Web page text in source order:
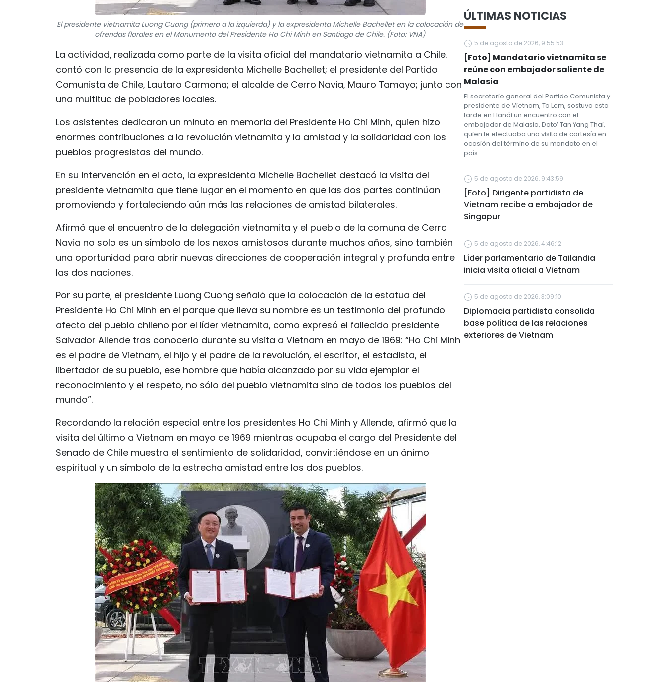
El presidente vietnamita Luong Cuong (primero a la izquierda) y la expresidenta Michelle Bachellet en la colocación de
ofrendas florales en el Monumento del Presidente Ho Chi Minh en Santiago de Chile. (Foto: VNA)
La actividad, realizada como parte de la visita oficial del mandatario vietnamita a Chile,
contó con la presencia de la expresidenta Michelle Bachellet; el presidente del Partido
Comunista de Chile, Lautaro Carmona; el alcalde de Cerro Navia, Mauro Tamayo; junto con
una multitud de pobladores locales.
Los asistentes dedicaron un minuto en memoria del Presidente Ho Chi Minh, quien hizo
enormes contribuciones a la revolución vietnamita y la amistad y la solidaridad con los
pueblos progresistas del mundo.
En su intervención en el acto, la expresidenta Michelle Bachellet destacó la visita del
presidente vietnamita que tiene lugar en el momento en que las dos partes continúan
promoviendo y fortaleciendo aún más las relaciones de amistad bilaterales.
Afirmó que el encuentro de la delegación vietnamita y el pueblo de la comuna de Cerro
Navia no solo es un símbolo de los nexos amistosos durante muchos años, sino también
una oportunidad para abrir nuevas direcciones de cooperación integral y profunda entre
las dos naciones.
Por su parte, el presidente Luong Cuong señaló que la colocación de la estatua del
Presidente Ho Chi Minh en el parque que lleva su nombre es un testimonio del profundo
afecto del pueblo chileno por el líder vietnamita, como expresó el fallecido presidente
Salvador Allende tras conocerlo durante su visita a Vietnam en mayo de 1969: “Ho Chi Minh
es el padre de Vietnam, el hijo y el padre de la revolución, el escritor, el estadista, el
libertador de su pueblo, ese hombre que había alcanzado por su vida ejemplar el
reconocimiento y el respeto, no sólo del pueblo vietnamita sino de todos los pueblos del
mundo”.
Recordando la relación especial entre los presidentes Ho Chi Minh y Allende, afirmó que la
visita del último a Vietnam en mayo de 1969 mientras ocupaba el cargo del Presidente del
Senado de Chile muestra el sentimiento de solidaridad, convirtiéndose en un ánimo
espiritual y un símbolo de la estrecha amistad entre los dos pueblos.
ÚLTIMAS NOTICIAS
5 de agosto de 2026, 9:55:53
[Foto] Mandatario vietnamita se
reúne con embajador saliente de
Malasia
El secretario general del Partido Comunista y
presidente de Vietnam, To Lam, sostuvo esta
tarde en Hanói un encuentro con el
embajador de Malasia, Dato’ Tan Yang Thai,
quien le efectuaba una visita de cortesía en
ocasión del término de su mandato en el
país.
5 de agosto de 2026, 9:43:59
[Foto] Dirigente partidista de
Vietnam recibe a embajador de
Singapur
5 de agosto de 2026, 4:46:12
Líder parlamentario de Tailandia
inicia visita oficial a Vietnam
5 de agosto de 2026, 3:09:10
Diplomacia partidista consolida
base política de las relaciones
exteriores de Vietnam